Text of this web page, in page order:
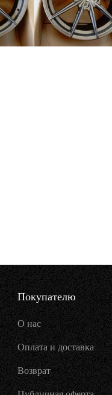
Покупателю
О нас
Оплата и доставка
Возврат